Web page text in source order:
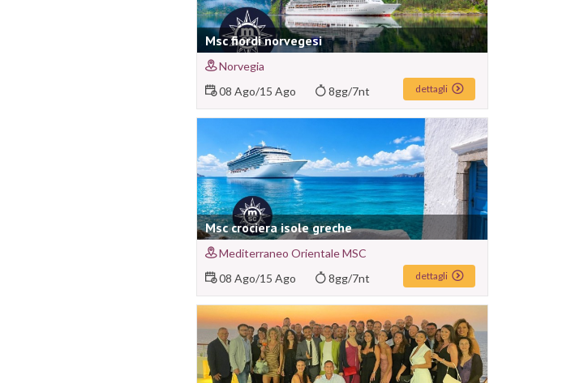
Msc fiordi norvegesi
Norvegia
08 Ago/15 Ago 8gg/7nt dettagli
Msc crociera isole greche
Mediterraneo Orientale MSC
08 Ago/15 Ago 8gg/7nt dettagli